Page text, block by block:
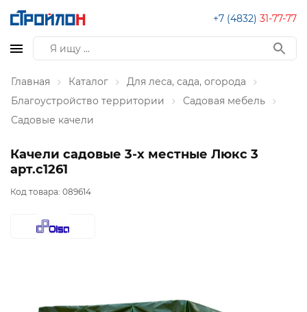
+7 (4832) 31-77-77
Главная Каталог
Для леса, сада, огорода
Благоустройство территории
Садовая мебель
Садовые качели
Качели садовые 3-х местные Люкс 3
арт.с1261
Код товара: 089614